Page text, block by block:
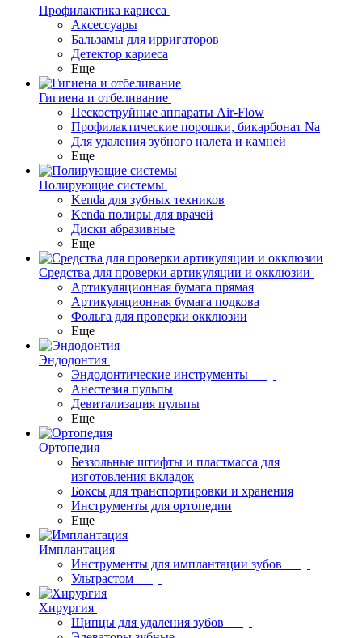
Профилактика кариеса
Аксессуары
Бальзамы для ирригаторов
Детектор кариеса
Еще
Гигиена и отбеливание
Пескоструйные аппараты Air-Flow
Профилактические порошки, бикарбонат Na
Для удаления зубного налета и камней
Еще
Полирующие системы
Kenda для зубных техников
Kenda полиры для врачей
Диски абразивные
Еще
Средства для проверки артикуляции и окклюзии
Артикуляционная бумага прямая
Артикуляционная бумага подкова
Фольга для проверки окклюзии
Еще
Эндодонтия
Эндодонтические инструменты
Анестезия пульпы
Девитализация пульпы
Еще
Ортопедия
Беззольные штифты и пластмасса для
изготовления вкладок
Боксы для транспортировки и хранения
Инструменты для ортопедии
Еще
Имплантация
Инструменты для имплантации зубов
Ультрастом
Хирургия
Щипцы для удаления зубов